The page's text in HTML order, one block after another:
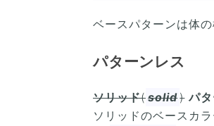
ベースパターンは体
パターンレス
ソリッド(solid) パ
ソリッドのベースカ